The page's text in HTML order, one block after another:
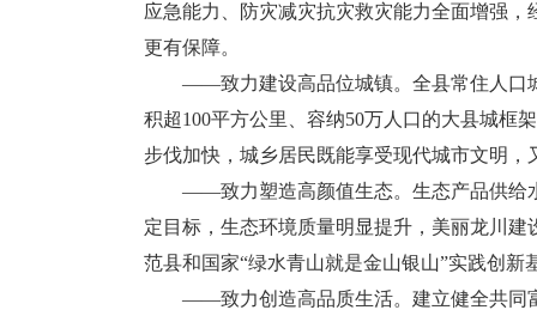
应急能力、防灾减灾抗灾救灾能力全面增强
更有保障。
——致力建设高品位城镇。全县常住人口城
积超100平方公里、容纳50万人口的大县城框
步伐加快，城乡居民既能享受现代城市文明，
——致力塑造高颜值生态。生态产品供给水
定目标，生态环境质量明显提升，美丽龙川
范县和国家“绿水青山就是金山银山”实践创
——致力创造高品质生活。建立健全共同富